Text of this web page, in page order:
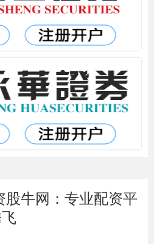
牛网：专业配资平